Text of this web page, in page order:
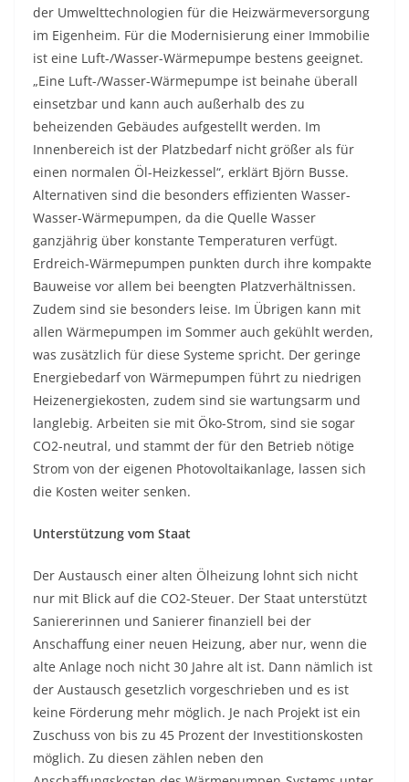
der Umwelttechnologien für die Heizwärmeversorgung
im Eigenheim. Für die Modernisierung einer Immobilie
ist eine Luft-/Wasser-Wärmepumpe bestens geeignet.
„Eine Luft-/Wasser-Wärmepumpe ist beinahe überall
einsetzbar und kann auch außerhalb des zu
beheizenden Gebäudes aufgestellt werden. Im
Innenbereich ist der Platzbedarf nicht größer als für
einen normalen Öl-Heizkessel“, erklärt Björn Busse.
Alternativen sind die besonders effizienten Wasser-
Wasser-Wärmepumpen, da die Quelle Wasser
ganzjährig über konstante Temperaturen verfügt.
Erdreich-Wärmepumpen punkten durch ihre kompakte
Bauweise vor allem bei beengten Platzverhältnissen.
Zudem sind sie besonders leise. Im Übrigen kann mit
allen Wärmepumpen im Sommer auch gekühlt werden,
was zusätzlich für diese Systeme spricht. Der geringe
Energiebedarf von Wärmepumpen führt zu niedrigen
Heizenergiekosten, zudem sind sie wartungsarm und
langlebig. Arbeiten sie mit Öko-Strom, sind sie sogar
CO2-neutral, und stammt der für den Betrieb nötige
Strom von der eigenen Photovoltaikanlage, lassen sich
die Kosten weiter senken.
Unterstützung vom Staat
Der Austausch einer alten Ölheizung lohnt sich nicht
nur mit Blick auf die CO2-Steuer. Der Staat unterstützt
Saniererinnen und Sanierer finanziell bei der
Anschaffung einer neuen Heizung, aber nur, wenn die
alte Anlage noch nicht 30 Jahre alt ist. Dann nämlich ist
der Austausch gesetzlich vorgeschrieben und es ist
keine Förderung mehr möglich. Je nach Projekt ist ein
Zuschuss von bis zu 45 Prozent der Investitionskosten
möglich. Zu diesen zählen neben den